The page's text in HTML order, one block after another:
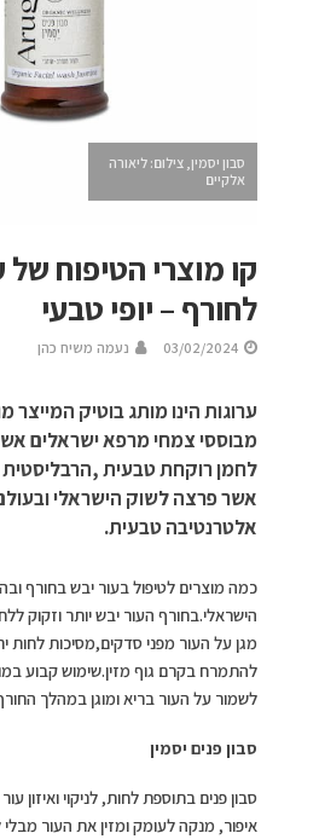
סבון יסמין, צילום: ליאורה
אלקיים
קו מוצרי הטיפוח של
לחורף – יופי טבעי
03/02/2024 נעמה משיח כהן
ערוגות הינו מותג בוטיק המייצר
מבוססי צמחי מרפא ישראלים
לחמן רוקחת טבעית ,הרבליסטית
אשר פרצה לשוק הישראלי
אלטרנטיבה טבעית.
כמה מוצרים לטיפול בעור יבש בחורף
הישראלי.בחורף העור יבש יותר וזקוק
מגן על העור מפני סדקים,מסיכות לחות
להתמרח בקרם גוף מזין.שימוש קבוע
לשמור על העור בריא ומוגן במהלך
סבון פנים יסמין
סבון פנים בתוספת לחות, לניקוי ואיזון
איפור, מנקה לעומק ומזין את העור מבלי